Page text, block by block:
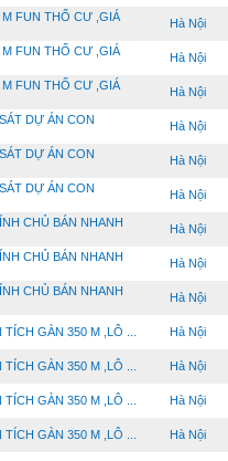
FUN THỔ CƯ ,GIÁ
Hà Nội
FUN THỔ CƯ ,GIÁ
Hà Nội
FUN THỔ CƯ ,GIÁ
Hà Nội
DỰ ÁN CON
Hà Nội
DỰ ÁN CON
Hà Nội
DỰ ÁN CON
Hà Nội
CHỦ BÁN NHANH
Hà Nội
CHỦ BÁN NHANH
Hà Nội
CHỦ BÁN NHANH
Hà Nội
GÀN 350 M ,LÔ ... Hà Nội
GÀN 350 M ,LÔ ... Hà Nội
GÀN 350 M ,LÔ ... Hà Nội
GÀN 350 M ,LÔ ... Hà Nội